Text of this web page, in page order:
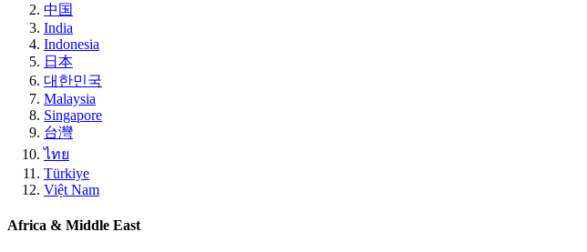
中国
India
Indonesia
日本
대한민국
Malaysia
Singapore
台灣
ไทย
Türkiye
Việt Nam
Africa & Middle East